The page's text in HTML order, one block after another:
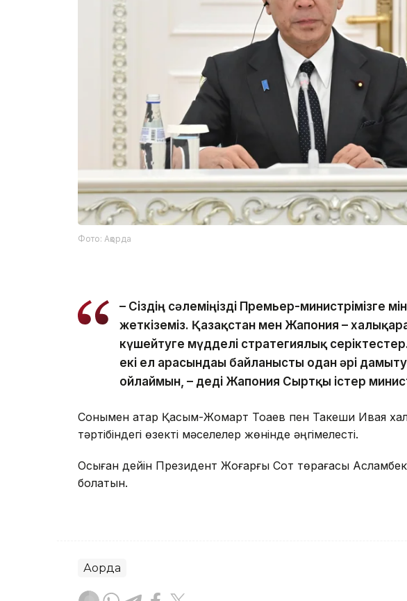
Фото: Ақорда
– Сіздің сәлеміңізді Премьер-министрімізге
жеткіземіз. Қазақстан мен Жапония –
күшейтуге мүдделі стратегиялық
екі ел арасындағы байланысты одан әрі
ойлаймын, – деді Жапония Сыртқы істер
Сонымен қатар Қасым-Жомарт Тоқаев пен Такеши Ивая
тәртібіндегі өзекті мәселелер жөнінде әңгімелесті.
Осыған дейін Президент Жоғарғы Сот төрағасы
болатын.
Ақорда